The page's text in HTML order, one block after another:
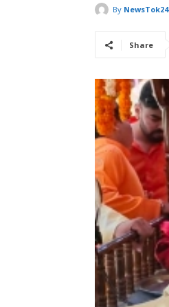
By NewsTok24
Share